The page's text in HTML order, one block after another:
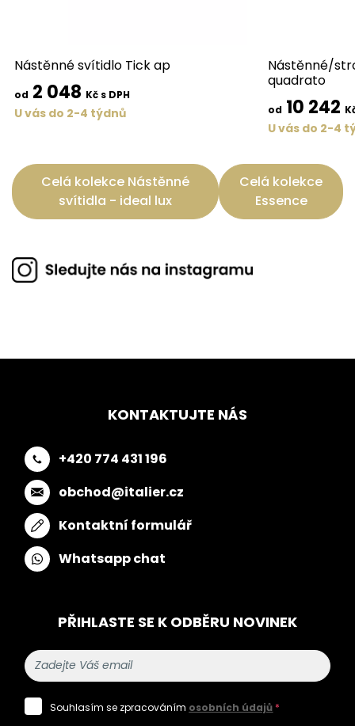
Nástěnné svítidlo Tick ap
od 2 048 Kč s DPH
U vás do 2-4 týdnů
Nástěnné/
quadrato
od 10 242
U vás do 2-4
Celá kolekce Nástěnné
svítidla - ideal lux
Celá kolekce
Essence
KONTAKTUJTE NÁS
+420 774 431 196
obchod@italier.cz
Kontaktní formulář
Whatsapp chat
PŘIHLASTE SE K ODBĚRU NOVINEK
Souhlasím se zpracováním osobních údajů *